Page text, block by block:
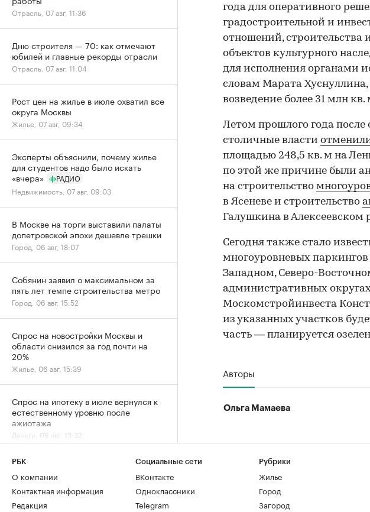
года для оперативного
градостроительной и
отношений, строительства
объектов культурного
для исполнения органами
словам Марата
возведение более 31 млн
Летом прошлого года
столичные власти
площадью 248,5 кв. м на
по этой же причине были
на строительство
в Ясеневе и строительство
Галушкина в Алексеевском
Сегодня также стало
многоуровневых
Западном, Северо-
административных
Москомстройинвеста
из указанных участков
часть — планируется
Авторы
Ольга Мамаева
Отрасль, 07 авг, 11:36
Дню строителя — 70: как отмечают
юбилей и главные рекорды отрасли
Отрасль, 07 авг, 11:04
Рост цен на жилье в июле охватил все
округа Москвы
Жилье, 07 авг, 09:34
Эксперты объяснили, почему жилье
для студентов надо было искать
«вчера»
РАДИО
Недвижимость, 07 авг, 09:03
В Москве на торги выставили палаты
допетровской эпохи дешевле трешки
Город, 06 авг, 18:07
Собянин заявил о максимальном за
пять лет темпе строительства метро
Город, 06 авг, 15:52
Спрос на новостройки Москвы и
области снизился за год почти на
20%
Жилье, 06 авг, 15:39
Спрос на ипотеку в июле вернулся к
естественному уровню после
ажиотажа
Деньги, 06 авг, 13:32
РБК
О компании
Контактная информация
Редакция
Социальные сети
ВКонтакте
Одноклассники
Telegram
Рубрики
Жилье
Город
Загород